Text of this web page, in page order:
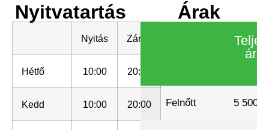
Nyitvatartás
Nyitás Zárás
Hétfő 10:00 20:00
Kedd 10:00 20:00
Árak
Teljes
ár
Felnőtt 5 500 .-